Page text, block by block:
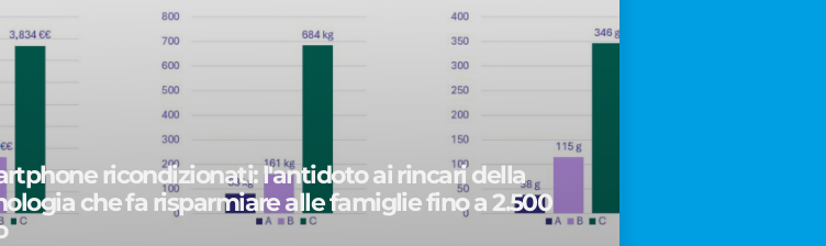
ricondizionati: l'antidoto ai rincari della
che fa risparmiare alle famiglie fino a 2.500